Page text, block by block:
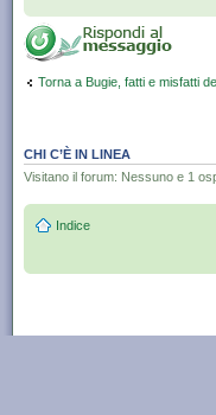
Torna a Bugie, fatti e misfatti
CHI C’È IN LINEA
Visitano il forum: Nessuno e 1
Indice